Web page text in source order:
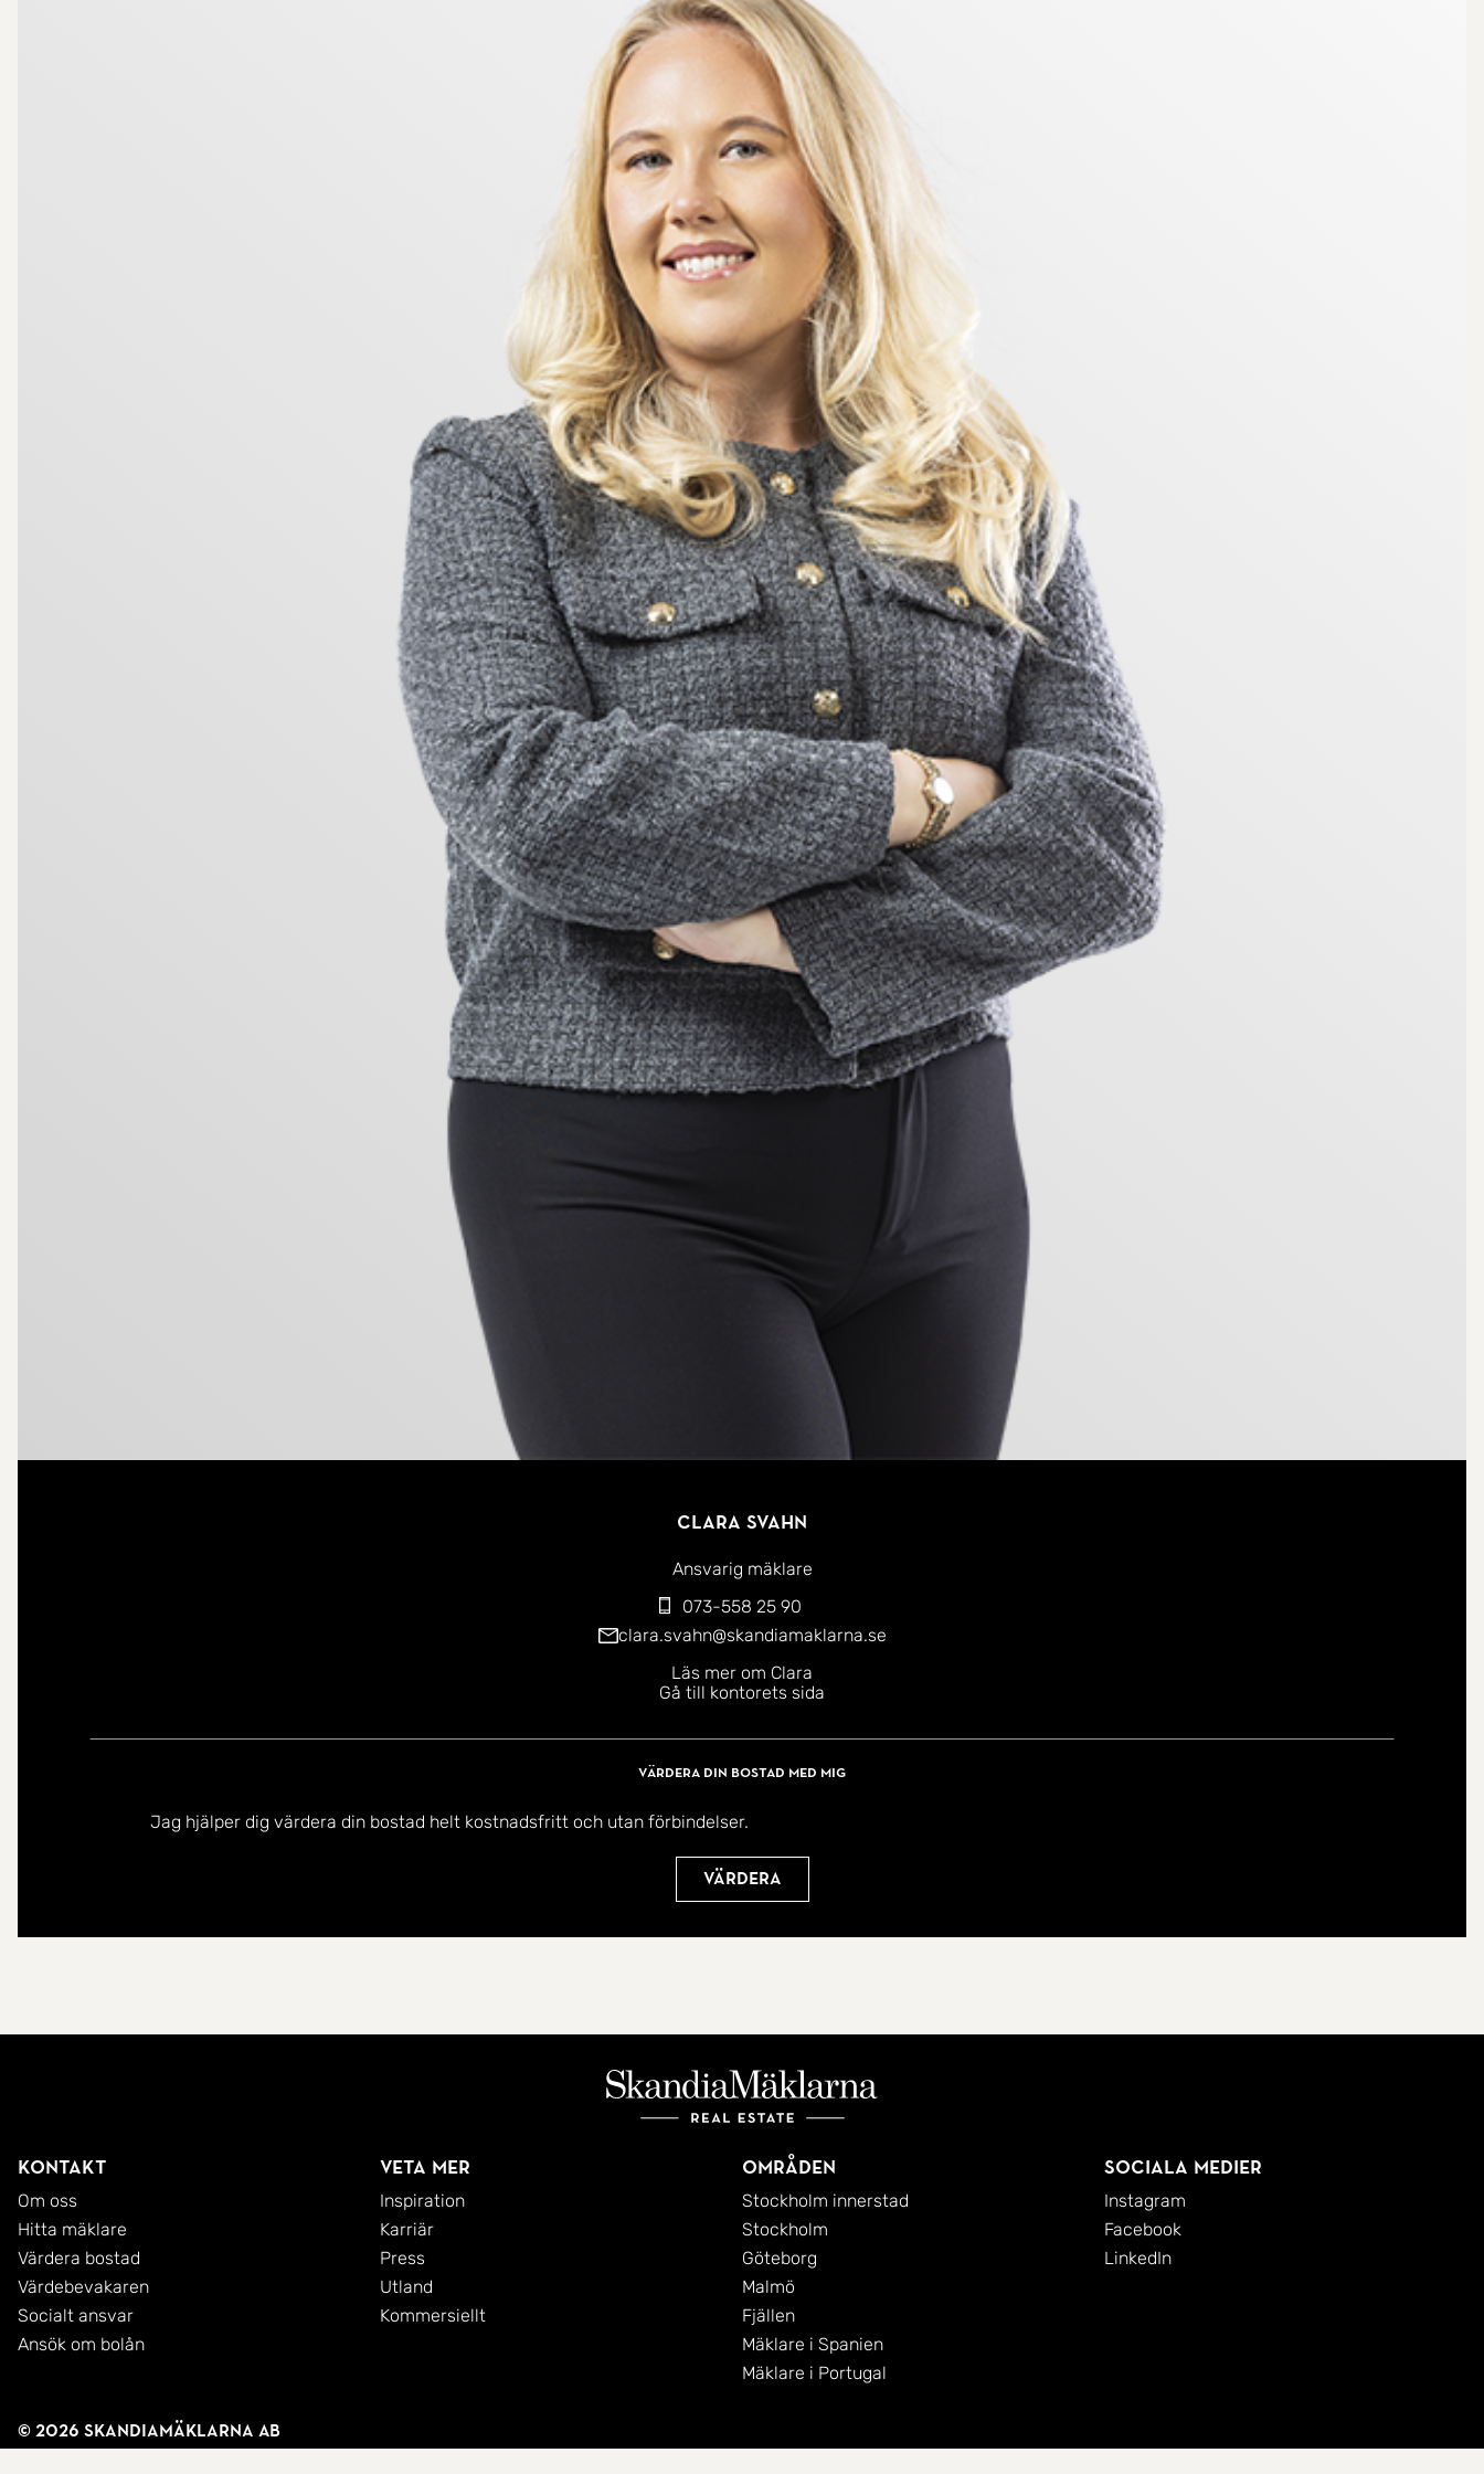
Clara Svahn
Ansvarig mäklare
073-558 25 90
clara.svahn@skandiamaklarna.se
Läs mer om Clara
Gå till kontorets sida
Värdera din bostad med mig
Jag hjälper dig värdera din bostad helt kostnadsfritt och utan förbindelser.
Värdera
Kontakt
Om oss
Hitta mäklare
Värdera bostad
Värdebevakaren
Socialt ansvar
Ansök om bolån
Veta mer
Inspiration
Karriär
Press
Utland
Kommersiellt
Områden
Stockholm innerstad
Stockholm
Göteborg
Malmö
Fjällen
Mäklare i Spanien
Mäklare i Portugal
Sociala medier
Instagram
Facebook
LinkedIn
© 2026 SkandiaMäklarna AB